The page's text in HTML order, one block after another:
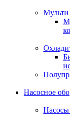
Мульти
Насосное
Насосы